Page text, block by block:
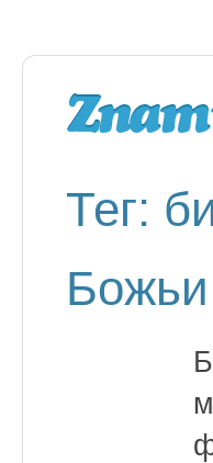
Тег: